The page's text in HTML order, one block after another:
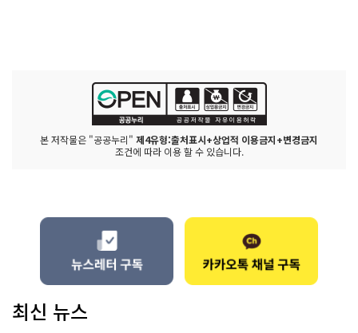
본 저작물은 "공공누리" 제4유형:출처표시+상업적 이용금지+변경금지
조건에 따라 이용 할 수 있습니다.
최신 뉴스